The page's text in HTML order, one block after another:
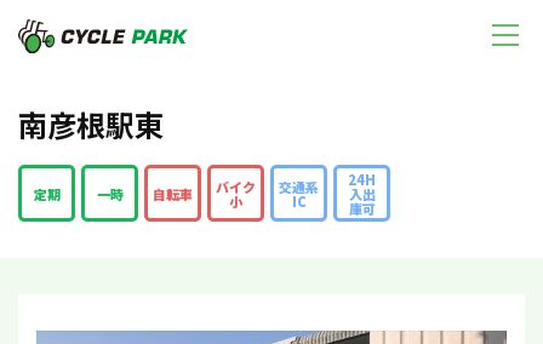
南彦根駅東
定期 一時 自転車 バイク
小
交通系
IC
24H
入出
庫可